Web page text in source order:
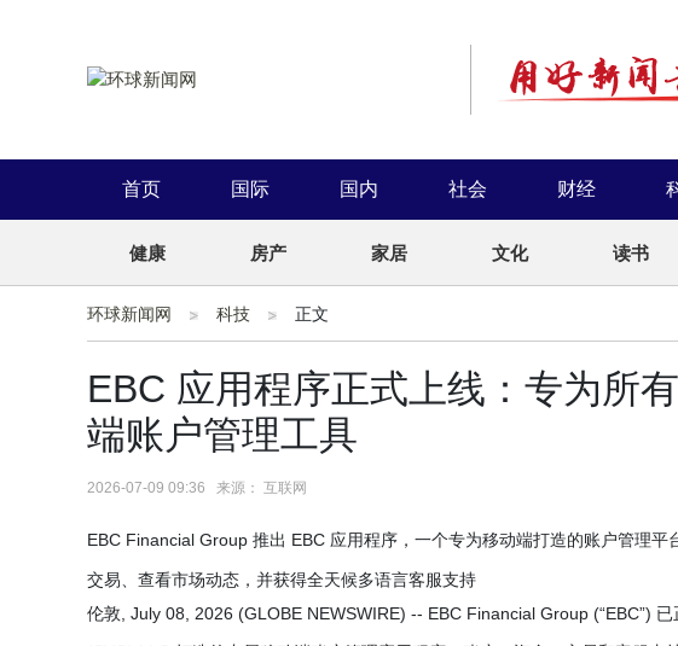
首页 国际 国内 社会 财经
健康 房产 家居 文化 读书
环球新闻网 科技 正文
EBC 应用程序正式上线：专为所
端账户管理工具
2026-07-09 09:36 来源： 互联网
EBC Financial Group 推出 EBC 应用程序，一个专为移动端打造的账户管理
交易、查看市场动态，并获得全天候多语言客服支持
伦敦, July 08, 2026 (GLOBE NEWSWIRE) -- EBC Financial Group (“EBC”)